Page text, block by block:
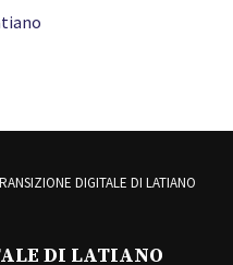
DIGITALE DI LATIANO
DI LATIANO